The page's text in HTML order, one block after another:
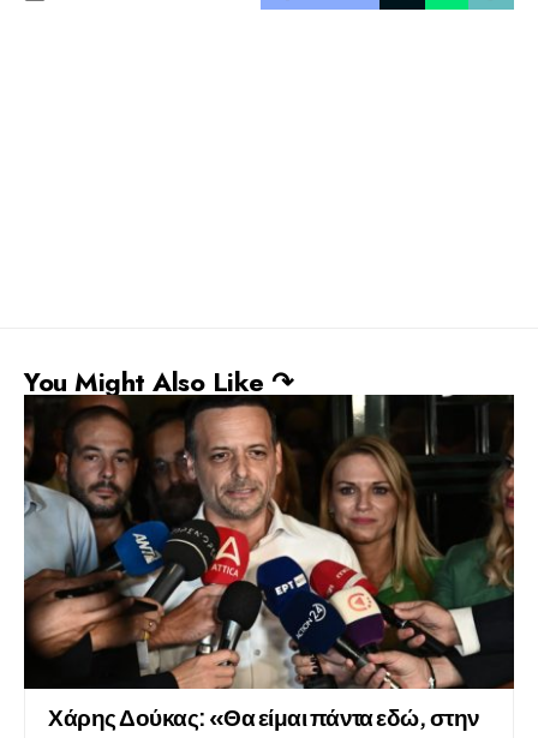
You Might Also Like ↷
Χάρης Δούκας: «Θα είμαι πάντα εδώ, στην